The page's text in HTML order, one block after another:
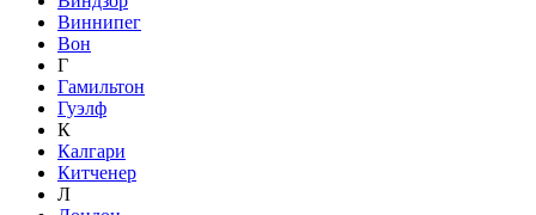
Виннипег
Вон
Г
Гамильтон
Гуэлф
К
Калгари
Китченер
Л